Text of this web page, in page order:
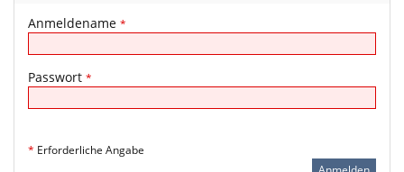
Anmeldename *
Passwort *
* Erforderliche Angabe